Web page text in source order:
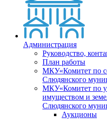
Администрация
Руководство,
План работы
МКУ«Комитет по
Слюдянского
МКУ«Комитет по
имуществом и
Слюдянского
Аукционы